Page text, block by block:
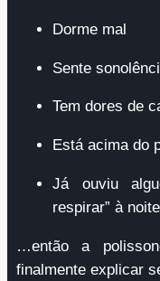
Dorme mal
Sente
Tem dores de
Está acima do
Já ouviu
respirar” à noite
…então a
finalmente explicar